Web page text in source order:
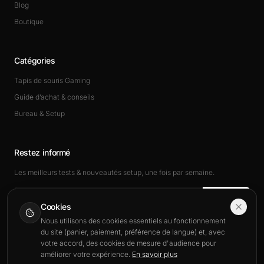
Blog
Boutique
Catégories
Tapis de souris Gaming
Guide d’achat & conseils
Bureau & Setup
Restez informé
Les meilleurs tests & nouveautés setup, une fois par semaine.
Rejoindre
This site is also available in English.
Cookies
Nous utilisons des cookies essentiels au fonctionnement
du site (panier, paiement, préférence de langue) et, avec
votre accord, des cookies de mesure d'audience pour
améliorer votre expérience. En savoir plus